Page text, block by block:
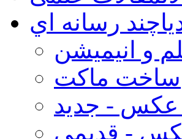
چند رسانه اي
و انیمیشن
ساخت ماکت
عکس - جدید
- قدیمی